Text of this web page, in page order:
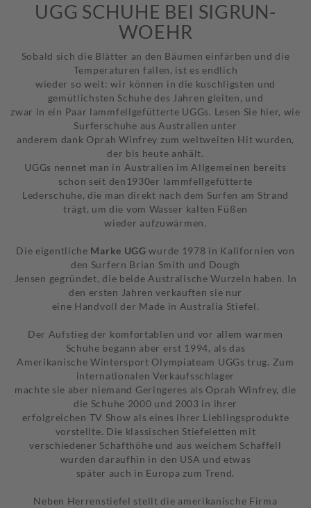
UGG SCHUHE BEI SIGRUN-
WOEHR
Sobald sich die Blätter an den Bäumen einfärben und die
Temperaturen fallen, ist es endlich
wieder so weit: wir können in die kuschligsten und
gemütlichsten Schuhe des Jahren gleiten, und
zwar in ein Paar lammfellgefütterte UGGs. Lesen Sie hier, wie
Surferschuhe aus Australien unter
anderem dank Oprah Winfrey zum weltweiten Hit wurden,
der bis heute anhält.
UGGs nennet man in Australien im Allgemeinen bereits
schon seit den1930er lammfellgefütterte
Lederschuhe, die man direkt nach dem Surfen am Strand
trägt, um die vom Wasser kalten Füßen
wieder aufzuwärmen.
Die eigentliche Marke UGG wurde 1978 in Kalifornien von
den Surfern Brian Smith und Dough
Jensen gegründet, die beide Australische Wurzeln haben. In
den ersten Jahren verkauften sie nur
eine Handvoll der Made in Australia Stiefel.
Der Aufstieg der komfortablen und vor allem warmen
Schuhe begann aber erst 1994, als das
Amerikanische Wintersport Olympiateam UGGs trug. Zum
internationalen Verkaufsschlager
machte sie aber niemand Geringeres als Oprah Winfrey, die
die Schuhe 2000 und 2003 in ihrer
erfolgreichen TV Show als eines ihrer Lieblingsprodukte
vorstellte. Die klassischen Stiefeletten mit
verschiedener Schafthöhe und aus weichem Schaffell
wurden daraufhin in den USA und etwas
später auch in Europa zum Trend.
Neben Herrenstiefel stellt die amerikanische Firma